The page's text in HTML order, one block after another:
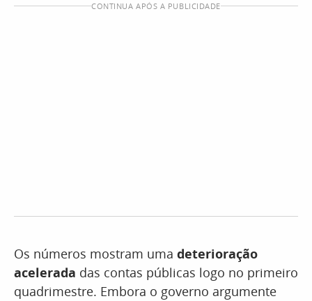
CONTINUA APÓS A PUBLICIDADE
Os números mostram uma deterioração
acelerada das contas públicas logo no primeiro
quadrimestre. Embora o governo argumente